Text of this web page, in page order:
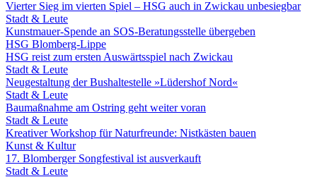
Vierter Sieg im vierten Spiel – HSG auch in Zwickau unbesiegbar
Stadt & Leute
Kunstmauer-Spende an SOS-Beratungsstelle übergeben
HSG Blomberg-Lippe
HSG reist zum ersten Auswärtsspiel nach Zwickau
Stadt & Leute
Neugestaltung der Bushaltestelle »Lüdershof Nord«
Stadt & Leute
Baumaßnahme am Ostring geht weiter voran
Stadt & Leute
Kreativer Workshop für Naturfreunde: Nistkästen bauen
Kunst & Kultur
17. Blomberger Songfestival ist ausverkauft
Stadt & Leute